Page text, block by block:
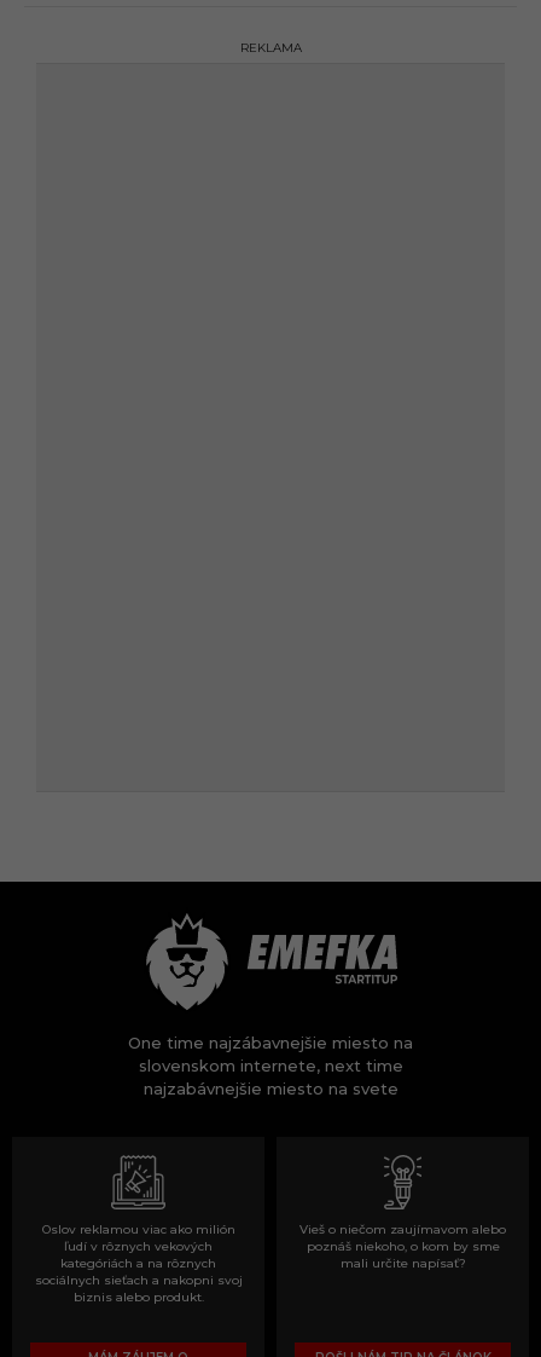
REKLAMA
One time najzábavnejšie miesto na
slovenskom internete, next time
najzabávnejšie miesto na svete
Oslov reklamou viac ako milión
ľudí v rôznych vekových
kategóriách a na rôznych
sociálnych sieťach a nakopni svoj
biznis alebo produkt.
Vieš o niečom zaujímavom alebo
poznáš niekoho, o kom by sme
mali určite napísať?